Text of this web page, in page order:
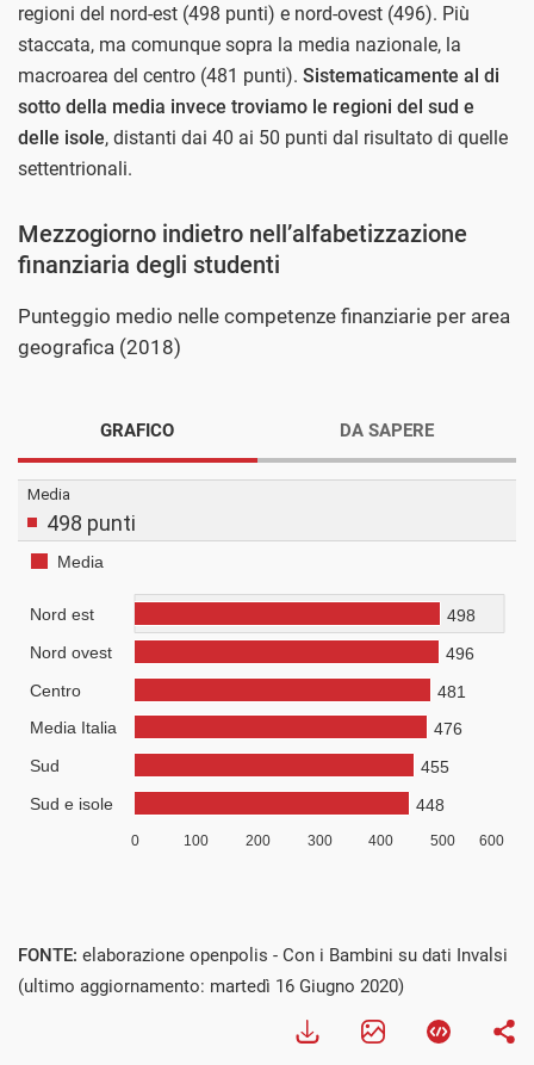
regioni del nord-est (498 punti) e nord-ovest (496). Più
staccata, ma comunque sopra la media nazionale, la
macroarea del centro (481 punti). Sistematicamente al di
sotto della media invece troviamo le regioni del sud e
delle isole, distanti dai 40 ai 50 punti dal risultato di quelle
settentrionali.
Mezzogiorno indietro nell’alfabetizzazione
finanziaria degli studenti
Punteggio medio nelle competenze finanziarie per area
geografica (2018)
GRAFICO DA SAPERE
FONTE: elaborazione openpolis - Con i Bambini su dati Invalsi
(ultimo aggiornamento: martedì 16 Giugno 2020)